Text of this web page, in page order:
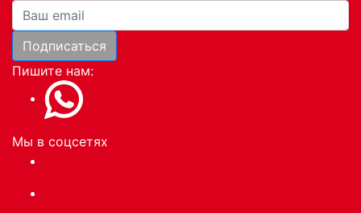
Ваша почта
Подписаться
Пишите нам:
Мы в соцсетях